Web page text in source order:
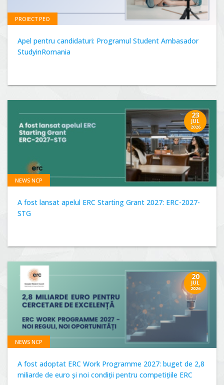
PROIECT PEO
Apel pentru candidaturi: Programul Student Ambasador
StudyinRomania
23
JUL
2026
NEWS NCP
A fost lansat apelul ERC Starting Grant 2027: ERC-2027-
STG
20
JUL
2026
NEWS NCP
A fost adoptat ERC Work Programme 2027: buget de 2,8
miliarde de euro și noi condiții pentru competițiile ERC